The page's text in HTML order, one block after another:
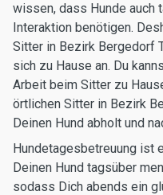
wissen, dass Hunde auch
Interaktion benötigen.
Sitter in Bezirk Bergedorf
sich zu Hause an. Du
Arbeit beim Sitter zu
örtlichen Sitter in Bezirk
Deinen Hund abholt und
Hundetagesbetreuung ist
Deinen Hund tagsüber
sodass Dich abends ein